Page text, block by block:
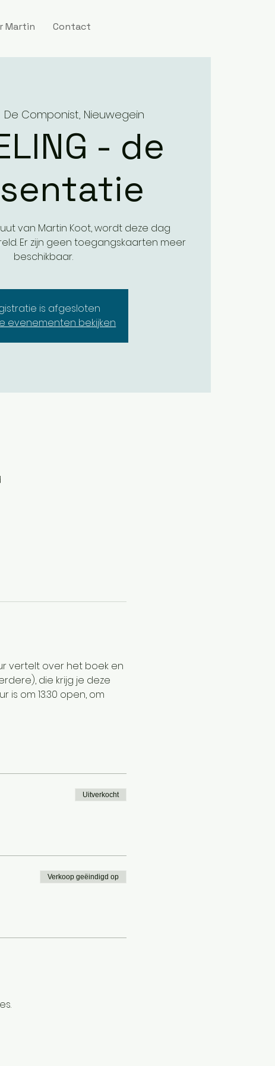
Martin Contact
De Componist, Nieuwegein
- de
van Martin Koot, wordt deze dag
Er zijn geen toegangskaarten meer
beschikbaar.
is afgesloten
evenementen bekijken
vertelt over het boek en
die krijg je deze
is om 13.30 open, om
Uitverkocht
Verkoop geëindigd op